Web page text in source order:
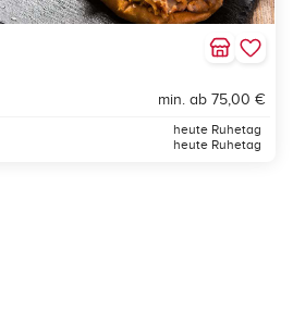
min. ab 75,00 €
heute Ruhetag
heute Ruhetag